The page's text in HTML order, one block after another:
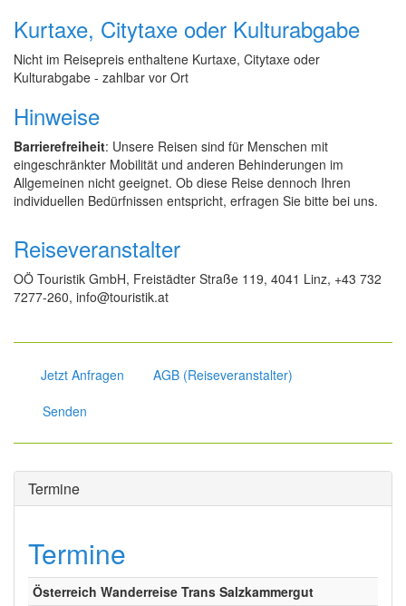
Kurtaxe, Citytaxe oder Kulturabgabe
Nicht im Reisepreis enthaltene Kurtaxe, Citytaxe oder
Kulturabgabe - zahlbar vor Ort
Hinweise
Barrierefreiheit: Unsere Reisen sind für Menschen mit
eingeschränkter Mobilität und anderen Behinderungen im
Allgemeinen nicht geeignet. Ob diese Reise dennoch Ihren
individuellen Bedürfnissen entspricht, erfragen Sie bitte bei uns.
Reiseveranstalter
OÖ Touristik GmbH, Freistädter Straße 119, 4041 Linz, +43 732
7277-260, info@touristik.at
Jetzt Anfragen
AGB (Reiseveranstalter)
Senden
Termine
Termine
Österreich Wanderreise Trans Salzkammergut